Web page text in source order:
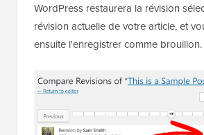
WordPress restaurera la révision
révision actuelle de votre article, et
ensuite l'enregistrer comme brouillon.